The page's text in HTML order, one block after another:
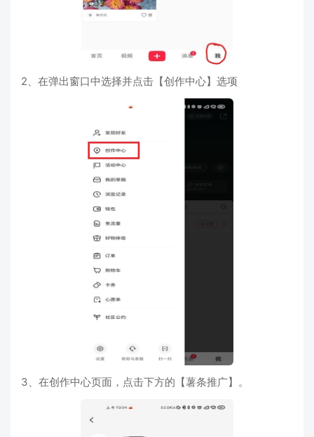
2、在弹出窗口中选择并点击【创作中心】选项
3、在创作中心页面，点击下方的【薯条推广】。